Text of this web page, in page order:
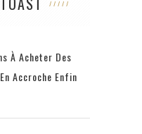
À Acheter Des
Accroche Enfin